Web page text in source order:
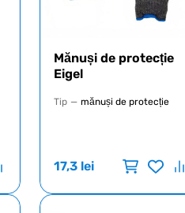
Mănuși de protecție
Eigel
Tip — mănuși de protecție
17,3 lei